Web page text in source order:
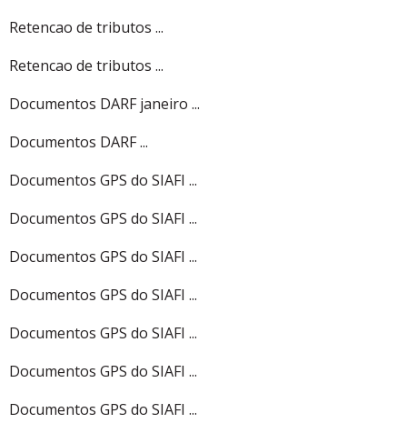
Retencao de tributos ...
Retencao de tributos ...
Documentos DARF janeiro ...
Documentos DARF ...
Documentos GPS do SIAFI ...
Documentos GPS do SIAFI ...
Documentos GPS do SIAFI ...
Documentos GPS do SIAFI ...
Documentos GPS do SIAFI ...
Documentos GPS do SIAFI ...
Documentos GPS do SIAFI ...